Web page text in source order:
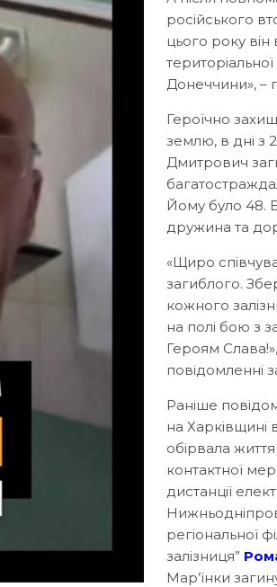
російського
цього року
Донеччини», –
Героїчно
землю, в дні з
Дмитрович
Йому було 48.
дружина та
«Щиро
загиблого.
кожного
на полі бою з
Героям
повідомленні
Раніше
на Харківщині
обірвала
контактної
дистанції
регіональної
залізниця”
Мар’їнки